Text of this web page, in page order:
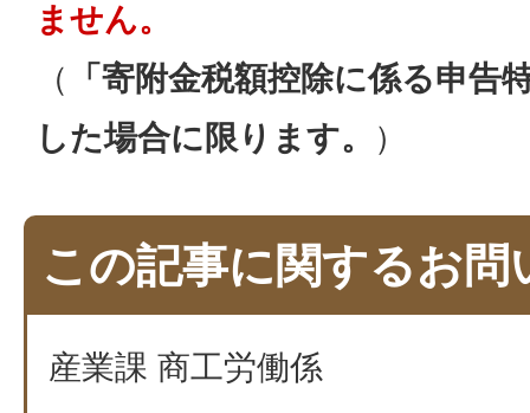
ません。
（
「寄附金税額控除に係る申告
した場合に限ります。
）
この記事に関するお問
産業課 商工労働係